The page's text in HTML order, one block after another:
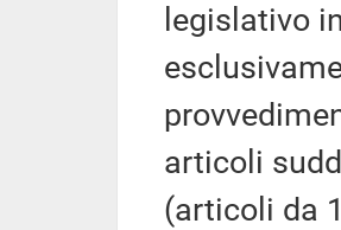
legislativo
articoli
(articoli da